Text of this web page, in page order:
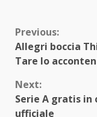
Continue
Reading
Previous:
Allegri boccia
Tare lo
Next:
Serie A gratis in
ufficiale